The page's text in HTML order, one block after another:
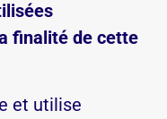
finalité de cette
et utilise